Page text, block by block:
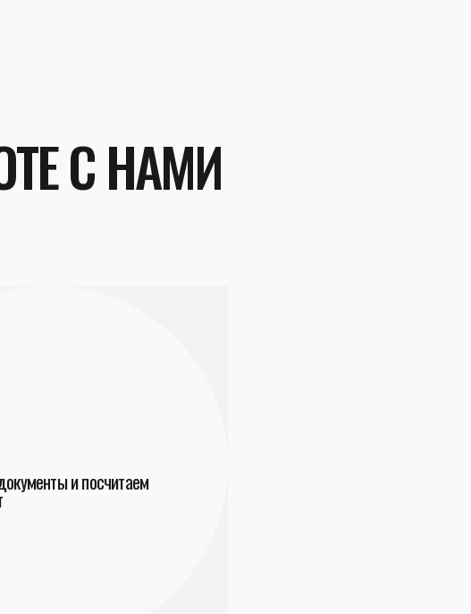
С НАМИ
и посчитаем